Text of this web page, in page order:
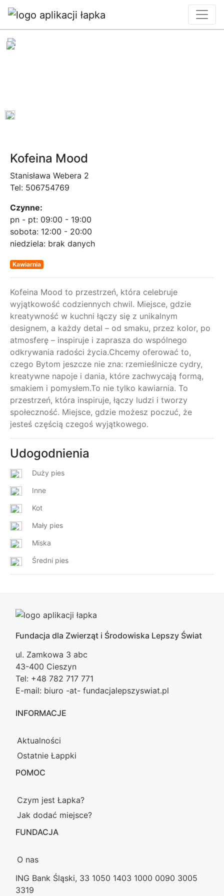
Kofeina Mood
Stanisława Webera 2
Tel: 506754769
Czynne:
pn - pt: 09:00 - 19:00
sobota: 12:00 - 20:00
niedziela: brak danych
Kawiarnia
Kofeina Mood to przestrzeń, która celebruje
wyjątkowość codziennych chwil. Miejsce, gdzie
kreatywność w kuchni łączy się z unikalnym
designem, a każdy detal – od smaku, przez kolor, po
atmosferę – inspiruje i zaprasza do wspólnego
odkrywania radości życia.Chcemy oferować to,
czego Bytom jeszcze nie zna: rzemieślnicze cydry,
kreatywne napoje i dania, które zachwycają formą,
smakiem i pomysłem.To nie tylko kawiarnia. To
przestrzeń, która inspiruje, łączy ludzi i tworzy
społeczność. Miejsce, gdzie możesz poczuć, że
jesteś częścią czegoś wyjątkowego.
Udogodnienia
Duży pies
Inne
Kot
Mały pies
Miska
Średni pies
Fundacja dla Zwierząt i Środowiska Lepszy Świat
ul. Zamkowa 3 abc
43-400 Cieszyn
Tel: +48 782 717 771
E-mail: biuro -at- fundacjalepszyswiat.pl
INFORMACJE
Aktualności
Ostatnie Łappki
POMOC
Czym jest Łapka?
Jak dodać miejsce?
FUNDACJA
O nas
ING Bank Śląski, 33 1050 1403 1000 0090 3005
3319